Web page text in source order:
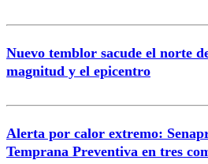
Nuevo temblor sacude el norte
magnitud y el epicentro
Alerta por calor extremo:
Temprana Preventiva en tres